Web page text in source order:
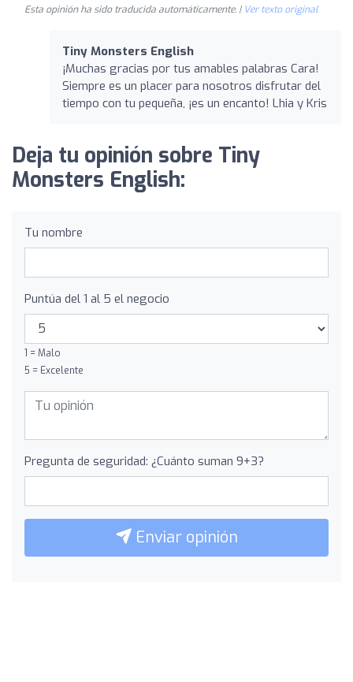
Esta opinión ha sido traducida automáticamente. | Ver texto original
Tiny Monsters English
¡Muchas gracias por tus amables palabras Cara!
Siempre es un placer para nosotros disfrutar del
tiempo con tu pequeña, ¡es un encanto! Lhia y Kris
Deja tu opinión sobre Tiny
Monsters English:
Tu nombre
Puntúa del 1 al 5 el negocio
1 = Malo
5 = Excelente
Pregunta de seguridad: ¿Cuánto suman 9+3?
Enviar opinión